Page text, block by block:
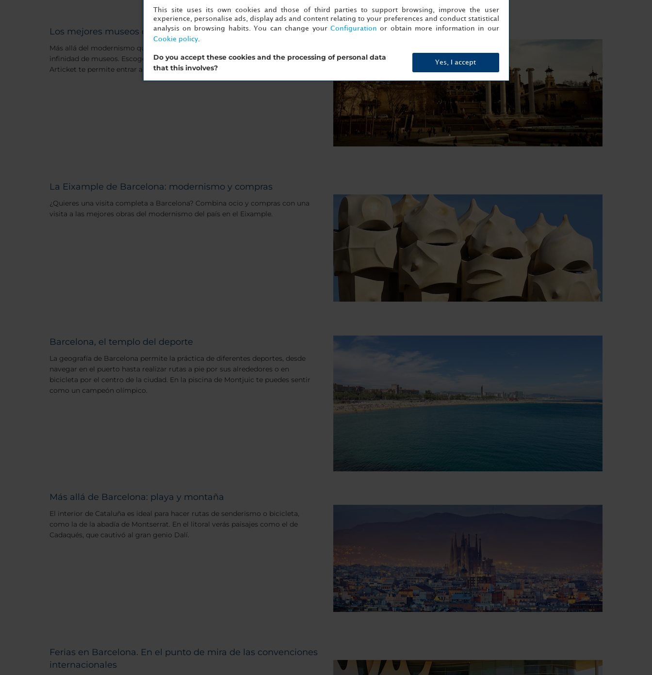
Los mejores museos de Barcelona
Más allá del modernismo que se ve en muchas de sus calles, Barcelona ofrece
infinidad de museos. Escoge los que más te interesen en esta pequeña guía. El
Articket te permite entrar a más de uno en un día a un precio asequible.
La Eixample de Barcelona: modernismo y compras
¿Quieres una visita completa a Barcelona? Combina ocio y compras con una
visita a las mejores obras del modernismo del país en el Eixample.
Barcelona, el templo del deporte
La geografía de Barcelona permite la práctica de diferentes deportes, desde
navegar en el puerto hasta realizar rutas a pie por sus alrededores o en
bicicleta por el centro de la ciudad. En la piscina de Montjuic te puedes sentir
como un campeón olímpico.
Más allá de Barcelona: playa y montaña
El interior de Cataluña es ideal para hacer rutas de senderismo o bicicleta,
como la de la abadía de Montserrat. En el litoral verás paisajes como el de
Cadaqués, que cautivó al gran genio Dalí.
Ferias en Barcelona. En el punto de mira de las convenciones
internacionales
This site uses its own cookies and those of third parties to support browsing, improve the user
experience, personalise ads, display ads and content relating to your preferences and conduct statistical
analysis on browsing habits. You can change your Configuration or obtain more information in our
Cookie policy.
Do you accept these cookies and the processing of personal data
that this involves?
Yes, I accept